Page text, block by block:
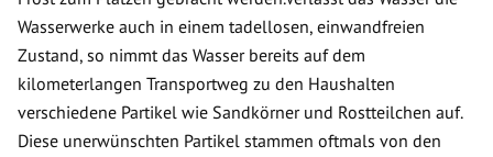
Wasserwerke auch in einem tadellosen, einwandfreien
Zustand, so nimmt das Wasser bereits auf dem
kilometerlangen Transportweg zu den Haushalten
verschiedene Partikel wie Sandkörner und Rostteilchen auf.
Diese unerwünschten Partikel stammen oftmals von den